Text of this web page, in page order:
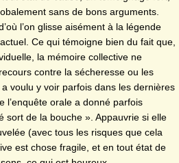
sans de bons arguments.
l’on glisse aisément à la légende
Ce qui témoigne bien du fait que,
la mémoire collective ne
contre la sécheresse ou les
a voulu y voir parfois dans les dernières
l’enquête orale a donné parfois
sort de la bouche ». Appauvrie si elle
(avec tous les risques que cela
est chose fragile, et en tout état de